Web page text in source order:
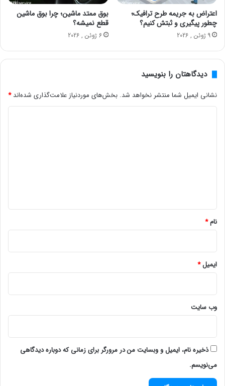
اعتراض به جریمه طرح ترافیک؛
چطور پیگیری و ثبتش کنیم؟
9 ژوئن , 2026
بوق ممتد ماشین؛ چرا بوق ماشین
قطع نمیشه؟
6 ژوئن , 2026
دیدگاهتان را بنویسید
نشانی ایمیل شما منتشر نخواهد شد. بخش‌های موردنیاز علامت‌گذاری شده‌اند*
نام*
ایمیل*
وب‌ سایت
ذخیره نام، ایمیل و وبسایت من در مرورگر برای زمانی که دوباره دیدگاهی
می‌نویسم.